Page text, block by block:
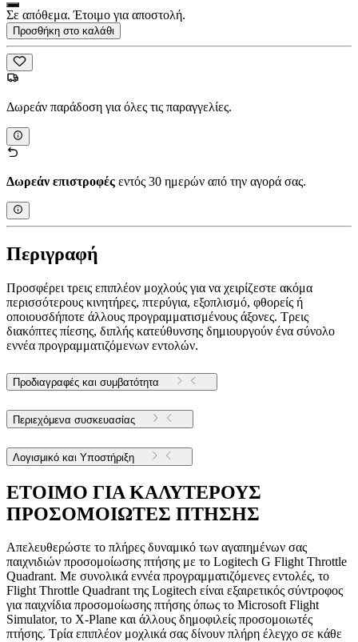
Σε απόθεμα. Έτοιμο για αποστολή.
Προσθήκη στο καλάθι
Δωρεάν παράδοση για όλες τις παραγγελίες.
Δωρεάν επιστροφές εντός 30 ημερών από την αγορά σας.
Περιγραφή
Προσφέρει τρεις επιπλέον μοχλούς για να χειρίζεστε ακόμα
περισσότερους κινητήρες, πτερύγια, εξοπλισμό, φθορείς ή
οποιουσδήποτε άλλους προγραμματισμένους άξονες. Τρεις
διακόπτες πίεσης, διπλής κατεύθυνσης δημιουργούν ένα σύνολο
εννέα προγραμματιζόμενων εντολών.
Προδιαγραφές και συμβατότητα
Περιεχόμενα συσκευασίας
Λογισμικό και Υποστήριξη
ΕΤΟΙΜΟ ΓΙΑ ΚΑΛΥΤΕΡΟΥΣ
ΠΡΟΣΟΜΟΙΩΤΕΣ ΠΤΗΣΗΣ
Απελευθερώστε το πλήρες δυναμικό των αγαπημένων σας
παιχνιδιών προσομοίωσης πτήσης με το Logitech G Flight Throttle
Quadrant. Με συνολικά εννέα προγραμματιζόμενες εντολές, το
Flight Throttle Quadrant της Logitech είναι εξαιρετικός σύντροφος
για παιχνίδια προσομοίωσης πτήσης όπως το Microsoft Flight
Simulator, το X-Plane και άλλους δημοφιλείς προσομοιωτές
πτήσης. Τρία επιπλέον μοχλικά σας δίνουν πλήρη έλεγχο σε κάθε